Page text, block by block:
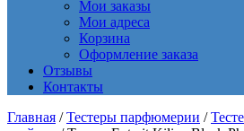
Мои заказы
Мои адреса
Корзина
Оформление заказа
Отзывы
Контакты
Главная /Тестеры парфюмерии /